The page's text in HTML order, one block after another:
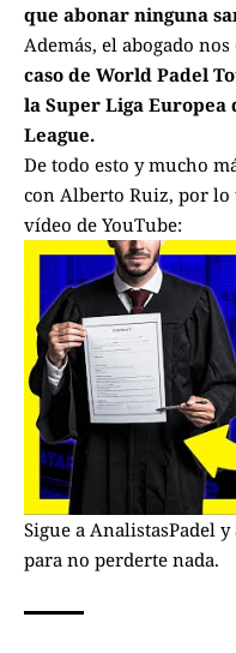
que abonar ninguna
Además, el abogado
caso de World Padel
la Super Liga Europea
League.
De todo esto y mucho
con Alberto Ruiz, por
vídeo de YouTube:
Sigue a AnalistasPadel y
para no perderte nada.